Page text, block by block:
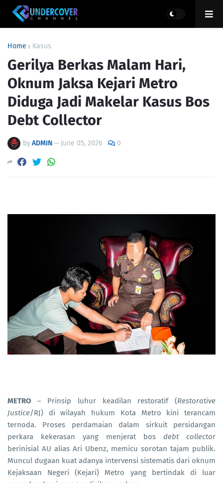
Home Kasus
Gerilya Berkas Malam Hari,
Oknum Jaksa Kejari Metro
Diduga Jadi Makelar Kasus Bos
Debt Collector
byADMIN— June 05, 2026 0
METRO – Prinsip luhur keadilan restoratif (Restorative
Justice/RJ) di wilayah hukum Kota Metro kini terancam
ternoda. Proses perdamaian dalam sirkuit persidangan
perkara kekerasan yang menjerat bos debt collector
berinisial AU alias Ari Ubenz, memicu sorotan tajam publik.
Muncul dugaan kuat adanya intervensi sistematis dari oknum
Kejaksaan Negeri (Kejari) Metro yang bertindak di luar